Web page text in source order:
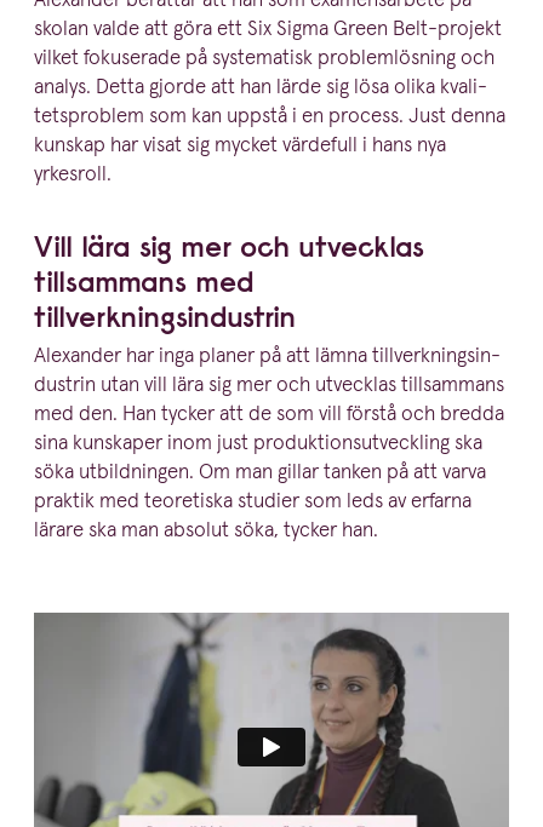
skolan valde att göra ett Six Sigma Green Belt-projekt
vilket fokuserade på systematisk problem­lösning och
analys. Detta gjorde att han lärde sig lösa olika kvali­
tets­problem som kan uppstå i en process. Just denna
kunskap har visat sig mycket värdefull i hans nya
yrkesroll.
Vill lära sig mer och utvecklas
tillsammans med
tillverkningsindustrin
Alexander har inga planer på att lämna tillverk­nings­in­
du­strin utan vill lära sig mer och utvecklas tillsammans
med den. Han tycker att de som vill förstå och bredda
sina kunskaper inom just produk­tions­ut­veckling ska
söka utbild­ningen. Om man gillar tanken på att varva
praktik med teoretiska studier som leds av erfarna
lärare ska man absolut söka, tycker han.